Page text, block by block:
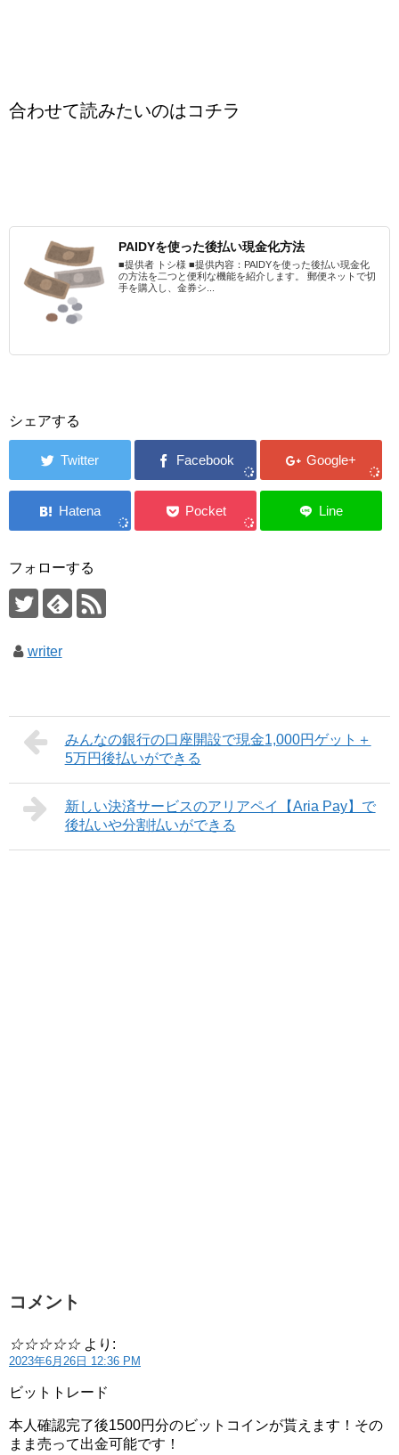
合わせて読みたいのはコチラ
PAIDYを使った後払い現金化方法
■提供者 トシ様 ■提供内容：PAIDYを使った後払い現金化
の方法を二つと便利な機能を紹介します。 郵便ネットで切
手を購入し、金券シ...
シェアする
フォローする
writer
みんなの銀行の口座開設で現金1,000円ゲット＋
5万円後払いができる
新しい決済サービスのアリアペイ【Aria Pay】で
後払いや分割払いができる
コメント
☆☆☆☆☆ より:
2023年6月26日 12:36 PM
ビットトレード
本人確認完了後1500円分のビットコインが貰えます！その
まま売って出金可能です！